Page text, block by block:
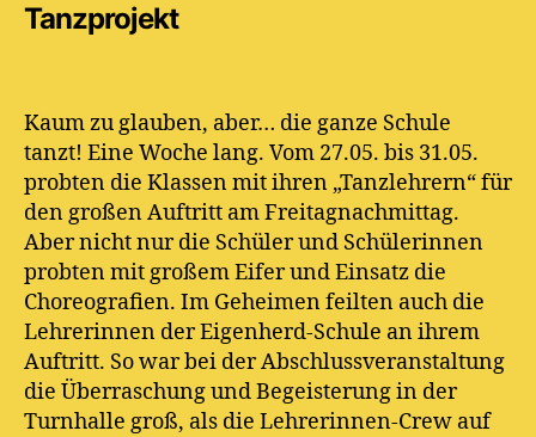
Tanzprojekt
Kaum zu glauben, aber… die ganze Schule
tanzt! Eine Woche lang. Vom 27.05. bis 31.05.
probten die Klassen mit ihren „Tanzlehrern“ für
den großen Auftritt am Freitagnachmittag.
Aber nicht nur die Schüler und Schülerinnen
probten mit großem Eifer und Einsatz die
Choreografien. Im Geheimen feilten auch die
Lehrerinnen der Eigenherd-Schule an ihrem
Auftritt. So war bei der Abschlussveranstaltung
die Überraschung und Begeisterung in der
Turnhalle groß, als die Lehrerinnen-Crew auf